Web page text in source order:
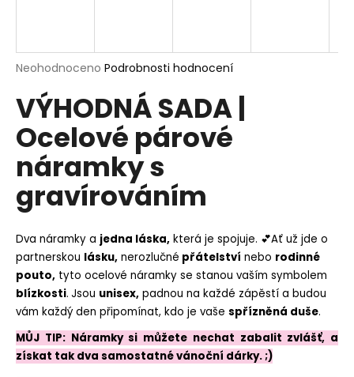
Průměrné
produktu
je
0,0
z
5
hvězdiček.
Neohodnoceno Podrobnosti hodnocení
VÝHODNÁ SADA |
Ocelové párové
náramky s
gravírováním
Dva náramky a jedna láska, která je spojuje. 💕Ať už jde o
partnerskou lásku, nerozlučné přátelství nebo rodinné
pouto, tyto ocelové náramky se stanou vaším symbolem
blízkosti. Jsou unisex, padnou na každé zápěstí a budou
vám každý den připomínat, kdo je vaše spřízněná duše.
MŮJ TIP: Náramky si můžete nechat zabalit zvlášť, a
získat tak dva samostatné vánoční dárky. ;)
í
?
HLEDAT
D
o
p
o
r
u
č